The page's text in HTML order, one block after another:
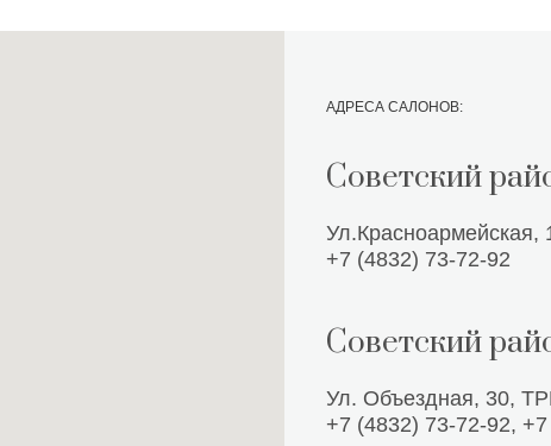
АДРЕСА САЛОНОВ:
Советский
Ул.Красноармейская,
+7 (4832) 73-72-92
Советский
Ул. Объездная, 30,
+7 (4832) 73-72-92,